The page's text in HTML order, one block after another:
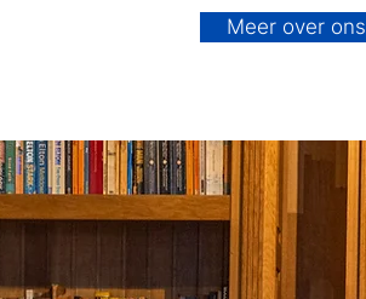
Meer over ons